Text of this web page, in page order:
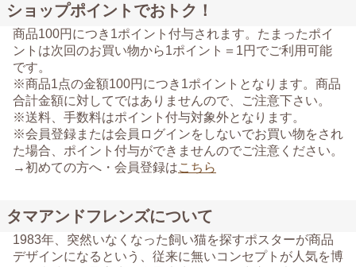
ショップポイントでおトク！
商品100円につき1ポイント付与されます。たまったポイ
ントは次回のお買い物から1ポイント＝1円でご利用可能
です。
※商品1点の金額100円につき1ポイントとなります。商品
合計金額に対してではありませんので、ご注意下さい。
※送料、手数料はポイント付与対象外となります。
※会員登録または会員ログインをしないでお買い物をされ
た場合、ポイント付与ができませんのでご注意ください。
→初めての方へ・会員登録はこちら
タマアンドフレンズについて
1983年、突然いなくなった飼い猫を探すポスターが商品
デザインになるという、従来に無いコンセプトが人気を博